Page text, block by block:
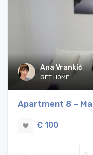
Ana Vrankić
GET HOME
Apartment 8 –
€ 100